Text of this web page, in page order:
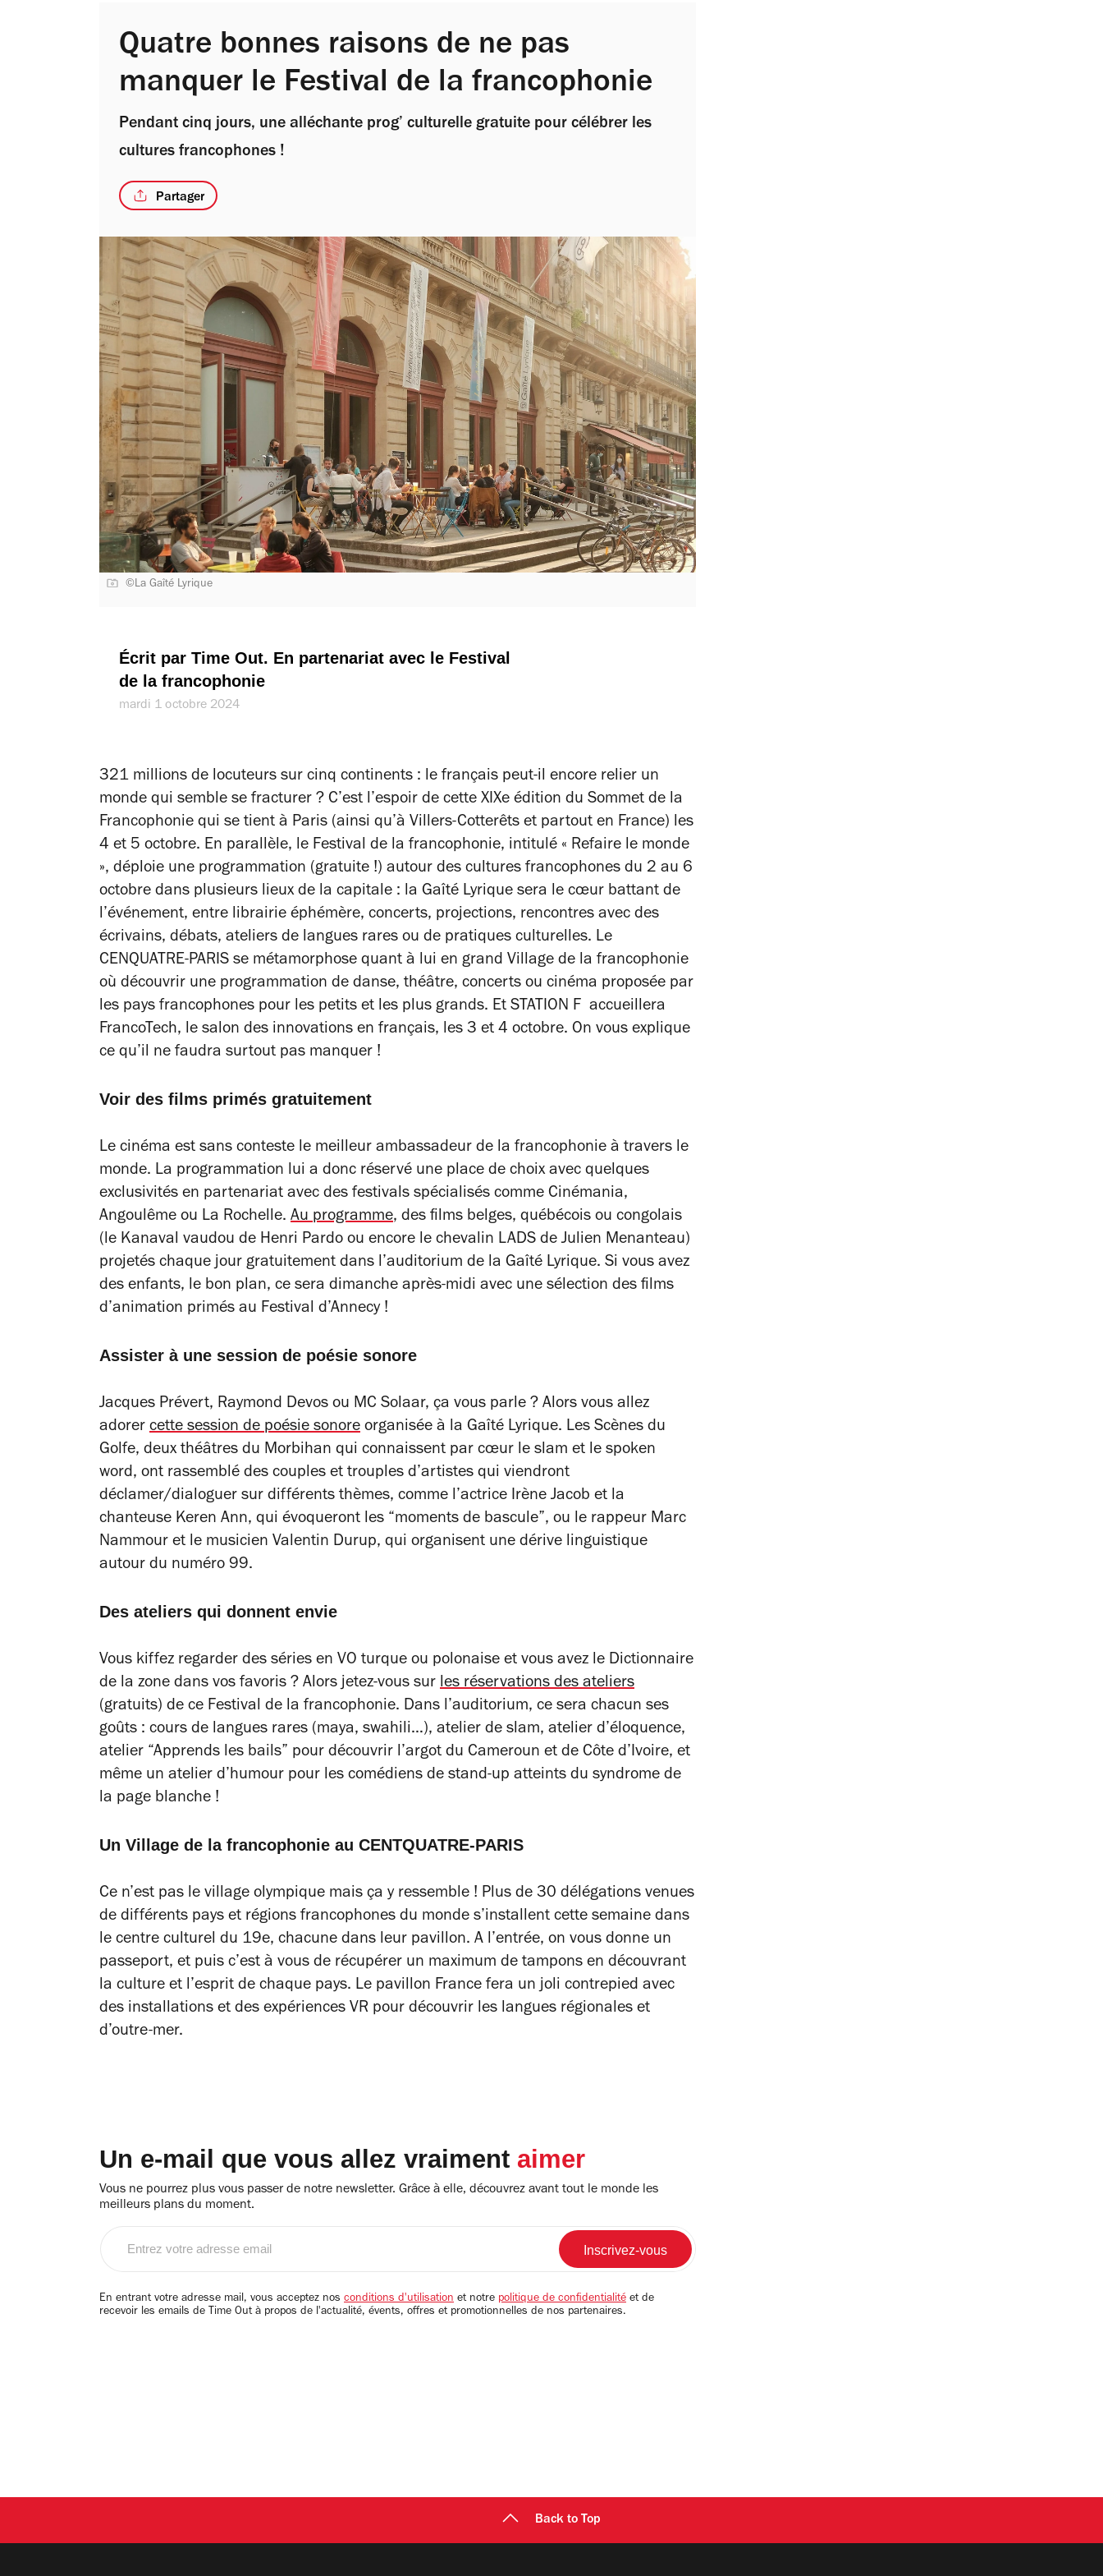
Quatre bonnes raisons de ne pas
manquer le Festival de la francophonie
Pendant cinq jours, une alléchante prog’ culturelle gratuite pour célébrer les
cultures francophones !
Partager
©La Gaîté Lyrique
Écrit par Time Out. En partenariat avec le Festival
de la francophonie
mardi 1 octobre 2024
321 millions de locuteurs sur cinq continents : le français peut-il encore relier un
monde qui semble se fracturer ? C’est l’espoir de cette XIXe édition du Sommet de la
Francophonie qui se tient à Paris (ainsi qu’à Villers-Cotterêts et partout en France) les
4 et 5 octobre. En parallèle, le Festival de la francophonie, intitulé « Refaire le monde
», déploie une programmation (gratuite !) autour des cultures francophones du 2 au 6
octobre dans plusieurs lieux de la capitale : la Gaîté Lyrique sera le cœur battant de
l’événement, entre librairie éphémère, concerts, projections, rencontres avec des
écrivains, débats, ateliers de langues rares ou de pratiques culturelles. Le
CENQUATRE-PARIS se métamorphose quant à lui en grand Village de la francophonie
où découvrir une programmation de danse, théâtre, concerts ou cinéma proposée par
les pays francophones pour les petits et les plus grands. Et STATION F accueillera
FrancoTech, le salon des innovations en français, les 3 et 4 octobre. On vous explique
ce qu’il ne faudra surtout pas manquer !
Voir des films primés gratuitement
Le cinéma est sans conteste le meilleur ambassadeur de la francophonie à travers le
monde. La programmation lui a donc réservé une place de choix avec quelques
exclusivités en partenariat avec des festivals spécialisés comme Cinémania,
Angoulême ou La Rochelle. Au programme, des films belges, québécois ou congolais
(le Kanaval vaudou de Henri Pardo ou encore le chevalin LADS de Julien Menanteau)
projetés chaque jour gratuitement dans l’auditorium de la Gaîté Lyrique. Si vous avez
des enfants, le bon plan, ce sera dimanche après-midi avec une sélection des films
d’animation primés au Festival d’Annecy !
Assister à une session de poésie sonore
Jacques Prévert, Raymond Devos ou MC Solaar, ça vous parle ? Alors vous allez
adorer cette session de poésie sonore organisée à la Gaîté Lyrique. Les Scènes du
Golfe, deux théâtres du Morbihan qui connaissent par cœur le slam et le spoken
word, ont rassemblé des couples et trouples d’artistes qui viendront
déclamer/dialoguer sur différents thèmes, comme l’actrice Irène Jacob et la
chanteuse Keren Ann, qui évoqueront les “moments de bascule”, ou le rappeur Marc
Nammour et le musicien Valentin Durup, qui organisent une dérive linguistique
autour du numéro 99.
Des ateliers qui donnent envie
Vous kiffez regarder des séries en VO turque ou polonaise et vous avez le Dictionnaire
de la zone dans vos favoris ? Alors jetez-vous sur les réservations des ateliers
(gratuits) de ce Festival de la francophonie. Dans l’auditorium, ce sera chacun ses
goûts : cours de langues rares (maya, swahili…), atelier de slam, atelier d’éloquence,
atelier “Apprends les bails” pour découvrir l’argot du Cameroun et de Côte d’Ivoire, et
même un atelier d’humour pour les comédiens de stand-up atteints du syndrome de
la page blanche !
Un Village de la francophonie au CENTQUATRE-PARIS
Ce n’est pas le village olympique mais ça y ressemble ! Plus de 30 délégations venues
de différents pays et régions francophones du monde s’installent cette semaine dans
le centre culturel du 19e, chacune dans leur pavillon. A l’entrée, on vous donne un
passeport, et puis c’est à vous de récupérer un maximum de tampons en découvrant
la culture et l’esprit de chaque pays. Le pavillon France fera un joli contrepied avec
des installations et des expériences VR pour découvrir les langues régionales et
d’outre-mer.
Un e-mail que vous allez vraiment aimer
Vous ne pourrez plus vous passer de notre newsletter. Grâce à elle, découvrez avant tout le monde les
meilleurs plans du moment.
email
En entrant votre adresse mail, vous acceptez nos conditions d'utilisation et notre politique de confidentialité et de
recevoir les emails de Time Out à propos de l'actualité, évents, offres et promotionnelles de nos partenaires.
Back to Top